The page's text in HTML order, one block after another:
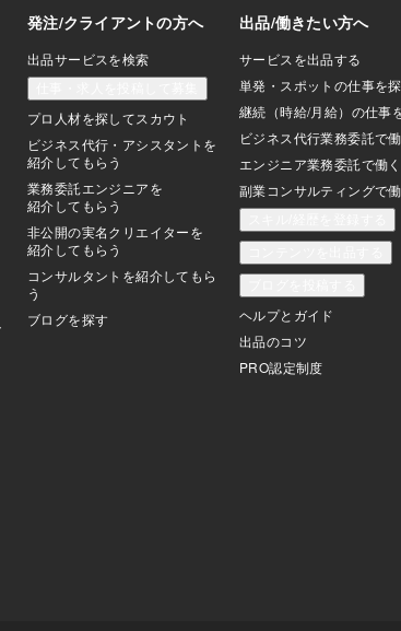
います。 向上欲の高いスタッフが沢山い
るサロンは入ってきた新人もそのサロン
の雰囲気により向上心を持つ傾向があり
ます。